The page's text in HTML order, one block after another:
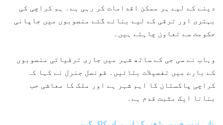
دینے کے لیے ہر ممکن اقدامات کر رہی ہے۔ ہم کراچی کی
بہتری اور ترقی کے لیے بنائے گئے منصوبوں میں جاپانی
حکومت سے تعاون چاہتے ہیں۔
وہاب نے سی جی کے ساتھ شہر میں جاری ترقیاتی منصوبوں
کے بارے میں تفصیلات بتائیں۔ قونصل جنرل نے کہا کہ
کراچی پاکستان کا اہم شہر ہے اور ملک کا معاشی حب
بنانا ایک مثبت قدم ہے۔